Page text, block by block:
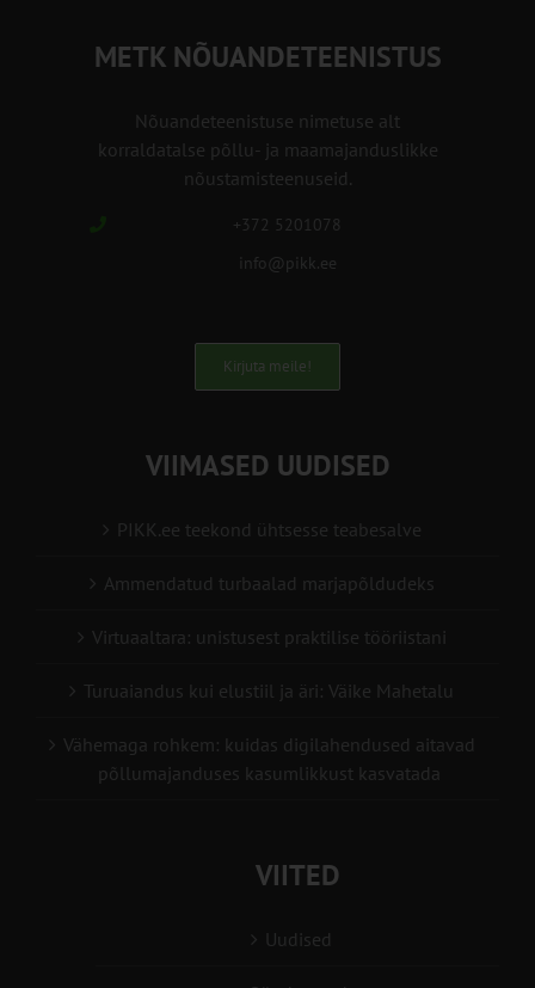
METK NÕUANDETEENISTUS
Nõuandeteenistuse nimetuse alt
korraldatalse põllu- ja maamajanduslikke
nõustamisteenuseid.
+372 5201078
info@pikk.ee
Kirjuta meile!
VIIMASED UUDISED
PIKK.ee teekond ühtsesse teabesalve
Ammendatud turbaalad marjapõldudeks
Virtuaaltara: unistusest praktilise tööriistani
Turuaiandus kui elustiil ja äri: Väike Mahetalu
Vähemaga rohkem: kuidas digilahendused aitavad
põllumajanduses kasumlikkust kasvatada
VIITED
Uudised